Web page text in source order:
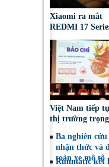
Xiaomi ra mắt
REDMI 17
pin 7.500mAh,
kế trẻ trung,
5,5 triệu đồng
Việt Nam tiếp
thị trường trọng
sản, thực phẩm
Lan
Ba nghiên
nhận thức và
toàn xe mô tô
Runmatic kết